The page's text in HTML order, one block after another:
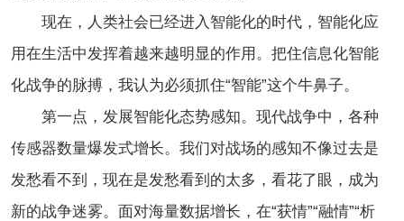
现在，人类社会已经进入智能化的时代，智能化应
用在生活中发挥着越来越明显的作用。把住信息化智能
化战争的脉搏，我认为必须抓住“智能”这个牛鼻子。
第一点，发展智能化态势感知。现代战争中，各种
传感器数量爆发式增长。我们对战场的感知不像过去是
发愁看不到，现在是发愁看到的太多，看花了眼，成为
新的战争迷雾。面对海量数据增长，在“获情”“融情”“析